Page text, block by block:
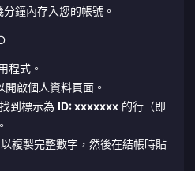
鐘內存入您的帳號。
程式。
啟個人資料頁面。
到標示為 ID: xxxxxxx的行（即
複製完整數字，然後在結帳時貼